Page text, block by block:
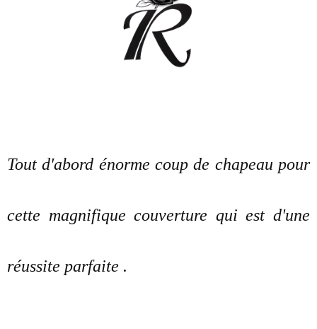
Tout d'abord énorme coup de chapeau pour
cette magnifique couverture qui est d'une
réussite parfaite .